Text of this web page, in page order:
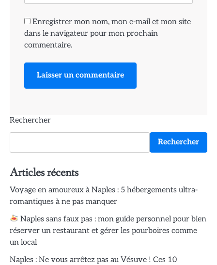
Enregistrer mon nom, mon e-mail et mon site
dans le navigateur pour mon prochain
commentaire.
Rechercher
Rechercher
Articles récents
Voyage en amoureux à Naples : 5 hébergements ultra-
romantiques à ne pas manquer
Naples sans faux pas : mon guide personnel pour bien
réserver un restaurant et gérer les pourboires comme
un local
Naples : Ne vous arrêtez pas au Vésuve ! Ces 10